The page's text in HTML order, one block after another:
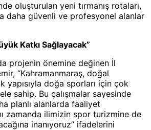
oluşturulan yeni tırmanış rotaları,
daha güvenli ve profesyonel alanlar
Katkı Sağlayacak”
projenin önemine değinen İl
“Kahramanmaraş, doğal
yapısıyla doğa sporları için çok
sahip. Bu çalışmalar sayesinde
planlı alanlarda faaliyet
zamanda ilimizin spor turizmine de
inanıyoruz” ifadelerini